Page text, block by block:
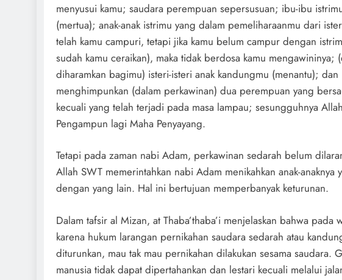
menyusui kamu; saudara perempuan sepersusuan; ibu-ibu
(mertua); anak-anak istrimu yang dalam pemeliharaanmu dari
telah kamu campuri, tetapi jika kamu belum campur dengan
sudah kamu ceraikan), maka tidak berdosa kamu mengawininya;
diharamkan bagimu) isteri-isteri anak kandungmu (menantu); dan
menghimpunkan (dalam perkawinan) dua perempuan yang
kecuali yang telah terjadi pada masa lampau; sesungguhnya
Pengampun lagi Maha Penyayang.
Tetapi pada zaman nabi Adam, perkawinan sedarah belum
Allah SWT memerintahkan nabi Adam menikahkan anak-anaknya
dengan yang lain. Hal ini bertujuan memperbanyak keturunan.
Dalam tafsir al Mizan, at Thaba’thaba’i menjelaskan bahwa pada
karena hukum larangan pernikahan saudara sedarah atau
diturunkan, mau tak mau pernikahan dilakukan sesama saudara.
manusia tidak dapat dipertahankan dan lestari kecuali melalui